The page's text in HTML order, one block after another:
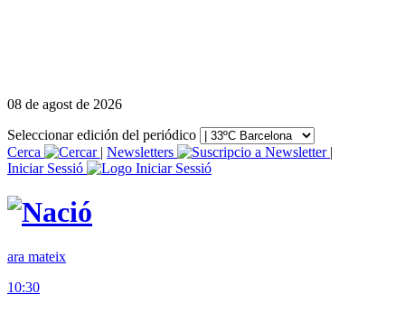
08 de agost de 2026
Seleccionar edición del periódico
Cerca
| Newsletters
|
Iniciar Sessió
ara mateix
10:30